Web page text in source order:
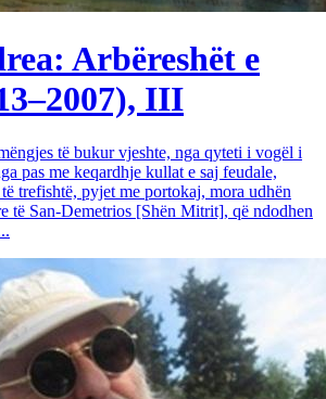
Arbëreshët e
III
të bukur vjeshte, nga qyteti i vogël i
pas me keqardhje kullat e saj feudale,
trefishtë, pyjet me portokaj, mora udhën
të San-Demetrios [Shën Mitrit], që ndodhen